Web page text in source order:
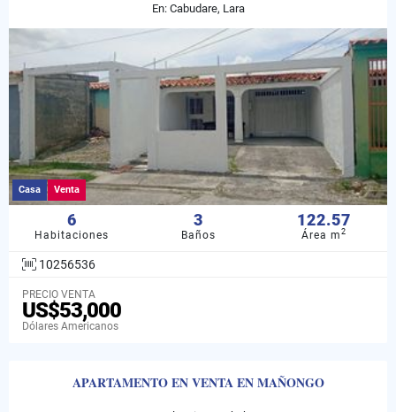
En: Cabudare, Lara
Casa Venta
6
Habitaciones
3
Baños
122.57
Área m2
10256536
PRECIO VENTA
US$53,000
Dólares Americanos
APARTAMENTO EN VENTA EN MAÑONGO